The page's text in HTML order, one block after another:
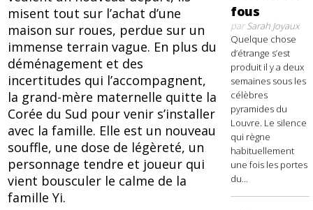
misent tout sur l’achat d’une
maison sur roues, perdue sur un
immense terrain vague. En plus du
déménagement et des
incertitudes qui l’accompagnent,
la grand-mère maternelle quitte la
Corée du Sud pour venir s’installer
avec la famille. Elle est un nouveau
souffle, une dose de légèreté, un
personnage tendre et joueur qui
vient bousculer le calme de la
famille Yi.
fous
parSarah Joyaux
Quelque chose
d’étrange s’est
produit il y a deux
semaines sous les
célèbres
pyramides du
Louvre. Le silence
qui règne
habituellement
une fois les portes
du...